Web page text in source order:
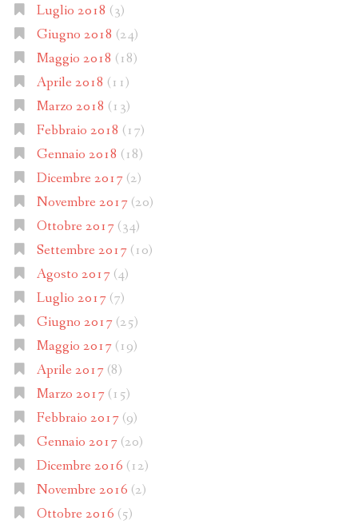
Luglio 2018 (3)
Giugno 2018 (24)
Maggio 2018 (18)
Aprile 2018 (11)
Marzo 2018 (13)
Febbraio 2018 (17)
Gennaio 2018 (18)
Dicembre 2017(2)
Novembre 2017(20)
Ottobre 2017(34)
Settembre 2017(10)
Agosto 2017(4)
Luglio 2017(7)
Giugno 2017(25)
Maggio 2017(19)
Aprile 2017(8)
Marzo 2017(15)
Febbraio 2017(9)
Gennaio 2017(20)
Dicembre 2016 (12)
Novembre 2016 (2)
Ottobre 2016 (5)